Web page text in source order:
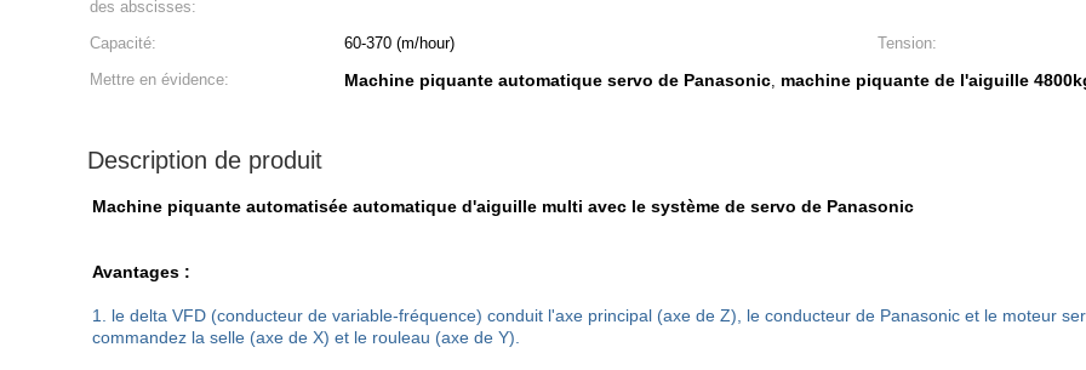
des abscisses:
Capacité: 60-370 (m/hour) Tension:
Mettre en évidence:
Machine piquante automatique servo de Panasonic, machine piquante de l'aiguille
Description de produit
Machine piquante automatisée automatique d'aiguille multi avec le système de servo de Panasonic
Avantages :
1. le delta VFD (conducteur de variable-fréquence) conduit l'axe principal (axe de Z), le conducteur de Panasonic et le moteur
commandez la selle (axe de X) et le rouleau (axe de Y).